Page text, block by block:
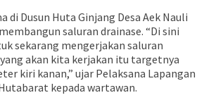
Dusun Huta Ginjang Desa Aek Nauli
saluran drainase. “Di sini
sekarang mengerjakan saluran
akan kita kerjakan itu targetnya
kiri kanan,” ujar Pelaksana Lapangan
kepada wartawan.